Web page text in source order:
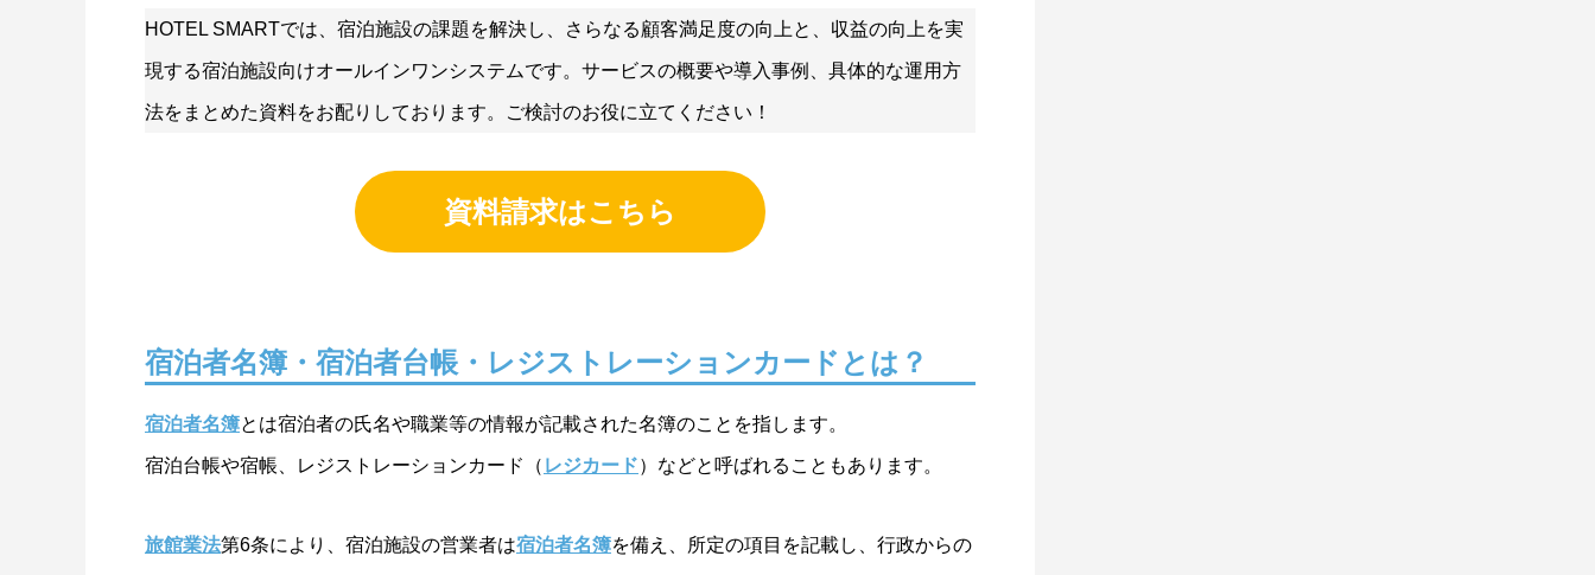
HOTEL SMARTでは、宿泊施設の課題を解決し、さらなる顧客満足度の向上と、収益の向上を実
現する宿泊施設向けオールインワンシステムです。サービスの概要や導入事例、具体的な運用方
法をまとめた資料をお配りしております。ご検討のお役に立てください！
資料請求はこちら
宿泊者名簿・宿泊者台帳・レジストレーションカードとは？
宿泊者名簿とは宿泊者の氏名や職業等の情報が記載された名簿のことを指します。
宿泊台帳や宿帳、レジストレーションカード（ レジカード）などと呼ばれることもあります。
旅館業法第6条により、宿泊施設の営業者は宿泊者名簿を備え、所定の項目を記載し、行政からの